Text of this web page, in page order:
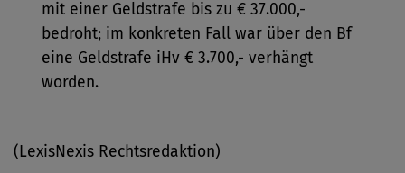
mit einer Geldstrafe bis zu € 37.000,-
bedroht; im konkreten Fall war über den Bf
eine Geldstrafe iHv € 3.700,- verhängt
worden.
(LexisNexis Rechtsredaktion)